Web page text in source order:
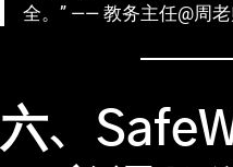
全。” —— 教务主任@周
六、